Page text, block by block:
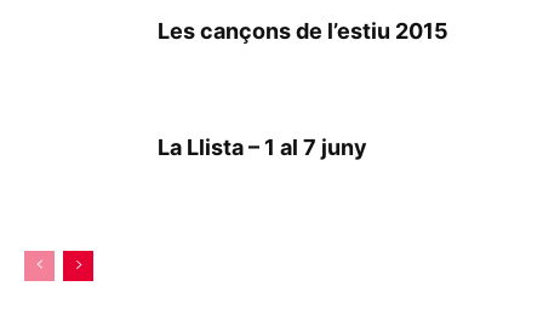
Les cançons de l’estiu 2015
La Llista – 1 al 7 juny